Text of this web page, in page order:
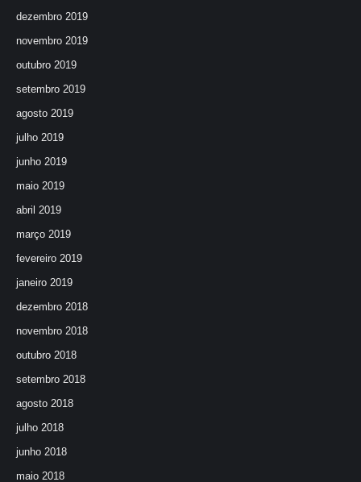
dezembro 2019
novembro 2019
outubro 2019
setembro 2019
agosto 2019
julho 2019
junho 2019
maio 2019
abril 2019
março 2019
fevereiro 2019
janeiro 2019
dezembro 2018
novembro 2018
outubro 2018
setembro 2018
agosto 2018
julho 2018
junho 2018
maio 2018